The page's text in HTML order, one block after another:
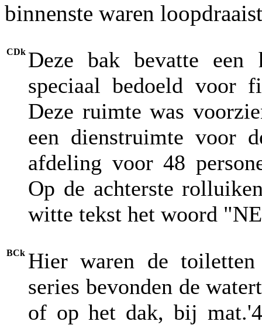
binnenste waren
CDk Deze bak bevatte een
speciaal bedoeld voor
Deze ruimte was
een dienstruimte voor
afdeling voor 48
Op de achterste
witte tekst het woord
BCk Hier waren de toiletten
series bevonden de
of op het dak, bij